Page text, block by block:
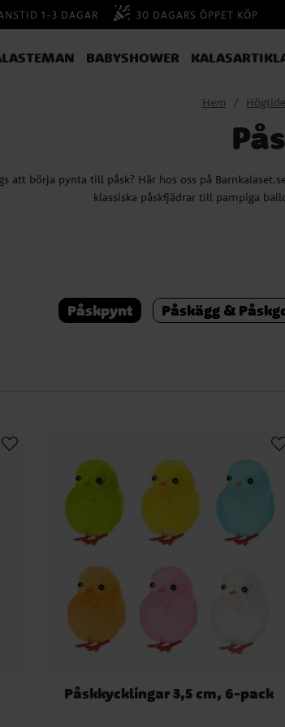
1-3 DAGAR 30 DAGARS ÖPPET KÖP
BABYSHOWER
Hem
att börja pynta till påsk? Här hos oss på
klassiska påskfjädrar till pampiga
Det vanligaste är att
mesta du kan tänkas
När ska man
Påskpyntet kan du ta bort på annandag påsk eller
Varför förknippas
påsken är en av de viktigaste högtiderna inom
kristendomen. Men faktum är att påskens gula färg
men många historiker tror att det beror det på att
Påskpynt Påskägg &
Påskkycklingar 3,5 cm, 6-pack